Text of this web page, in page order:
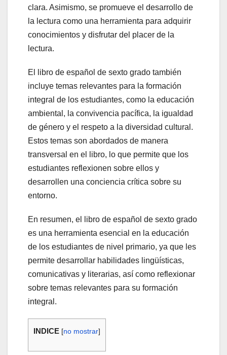
clara. Asimismo, se promueve el desarrollo de
la lectura como una herramienta para adquirir
conocimientos y disfrutar del placer de la
lectura.
El libro de español de sexto grado también
incluye temas relevantes para la formación
integral de los estudiantes, como la educación
ambiental, la convivencia pacífica, la igualdad
de género y el respeto a la diversidad cultural.
Estos temas son abordados de manera
transversal en el libro, lo que permite que los
estudiantes reflexionen sobre ellos y
desarrollen una conciencia crítica sobre su
entorno.
En resumen, el libro de español de sexto grado
es una herramienta esencial en la educación
de los estudiantes de nivel primario, ya que les
permite desarrollar habilidades lingüísticas,
comunicativas y literarias, así como reflexionar
sobre temas relevantes para su formación
integral.
INDICE [no mostrar]